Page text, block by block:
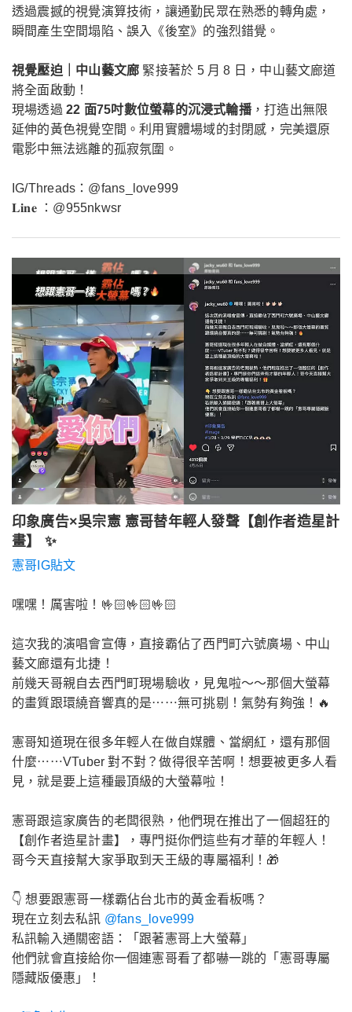
透過震撼的視覺演算技術，讓通勤民眾在熟悉的轉角處，
瞬間產生空間塌陷、誤入《後室》的強烈錯覺。
視覺壓迫｜中山藝文廊 緊接著於 5 月 8 日，中山藝文廊道
將全面啟動！
現場透過22 面75吋數位螢幕的沉浸式輪播，打造出無限
延伸的黃色視覺空間。利用實體場域的封閉感，完美還原
電影中無法逃離的孤寂氛圍。
IG/Threads：@fans_love999
𝐋𝐢𝐧𝐞 ：@955nkwsr
印象廣告×吳宗憲 憲哥替年輕人發聲【創作者造星計
畫】 ✨
憲哥IG貼文
嘿嘿！厲害啦！🤟🏻🤟🏻🤟🏻
這次我的演唱會宣傳，直接霸佔了西門町六號廣場、中山
藝文廊還有北捷！
前幾天哥親自去西門町現場驗收，見鬼啦～～那個大螢幕
的畫質跟環繞音響真的是⋯⋯無可挑剔！氣勢有夠強！🔥
憲哥知道現在很多年輕人在做自媒體、當網紅，還有那個
什麼⋯⋯VTuber 對不對？做得很辛苦啊！想要被更多人看
見，就是要上這種最頂級的大螢幕啦！
憲哥跟這家廣告的老闆很熟，他們現在推出了一個超狂的
【創作者造星計畫】，專門挺你們這些有才華的年輕人！
哥今天直接幫大家爭取到天王級的專屬福利！🎁
👇 想要跟憲哥一樣霸佔台北市的黃金看板嗎？
現在立刻去私訊 @fans_love999
私訊輸入通關密語：「跟著憲哥上大螢幕」
他們就會直接給你一個連憲哥看了都嚇一跳的「憲哥專屬
隱藏版優惠」！